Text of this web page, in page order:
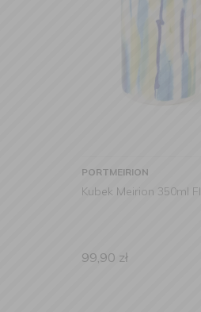
PORTMEIRION
Kubek Meirion 350ml
99,90 zł